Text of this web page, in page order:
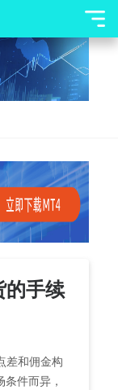
手续
差和佣金构
件而异，